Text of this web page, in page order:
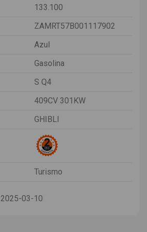
133.100
ZAMRT57B001117902
Azul
Gasolina
S Q4
409CV 301KW
GHIBLI
Turismo
2025-03-10